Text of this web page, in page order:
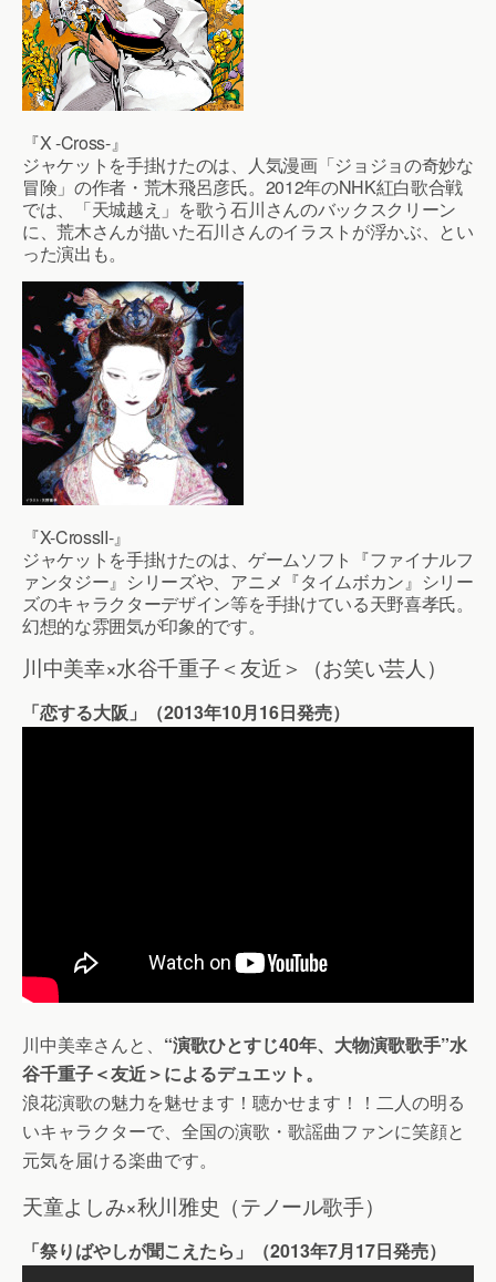
『X -Cross-』
ジャケットを手掛けたのは、人気漫画「ジョジョの奇妙な
冒険」の作者・荒木飛呂彦氏。2012年のNHK紅白歌合戦
では、「天城越え」を歌う石川さんのバックスクリーン
に、荒木さんが描いた石川さんのイラストが浮かぶ、とい
った演出も。
『X-CrossII-』
ジャケットを手掛けたのは、ゲームソフト『ファイナルフ
ァンタジー』シリーズや、アニメ『タイムボカン』シリー
ズのキャラクターデザイン等を手掛けている天野喜孝氏。
幻想的な雰囲気が印象的です。
川中美幸×水谷千重子＜友近＞（お笑い芸人）
「恋する大阪」（2013年10月16日発売）
川中美幸さんと、 “演歌ひとすじ40年、大物演歌歌手”水
谷千重子＜友近＞によるデュエット。
浪花演歌の魅力を魅せます！聴かせます！！二人の明る
いキャラクターで、全国の演歌・歌謡曲ファンに笑顔と
元気を届ける楽曲です。
天童よしみ×秋川雅史（テノール歌手）
「祭りばやしが聞こえたら」（2013年7月17日発売）